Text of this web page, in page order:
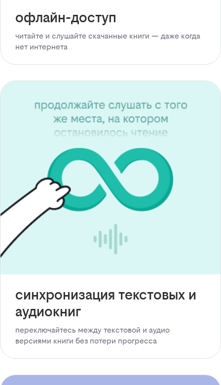
офлайн-доступ
читайте и слушайте скачанные книги — даже когда
нет интернета
синхронизация текстовых и
аудиокниг
переключайтесь между текстовой и аудио
версиями книги без потери прогресса